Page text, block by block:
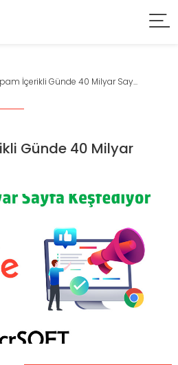
İçerikli Günde 40 Milyar Say...
Günde 40 Milyar